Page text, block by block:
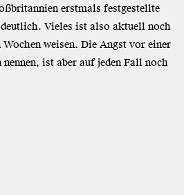
erstmals festgestellte
Vieles ist also aktuell noch
weisen. Die Angst vor einer
ist aber auf jeden Fall noch